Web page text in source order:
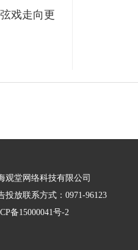
戏走向更
观堂网络科技有限公司
投放联系方式：0971-96123
备15000041号-2